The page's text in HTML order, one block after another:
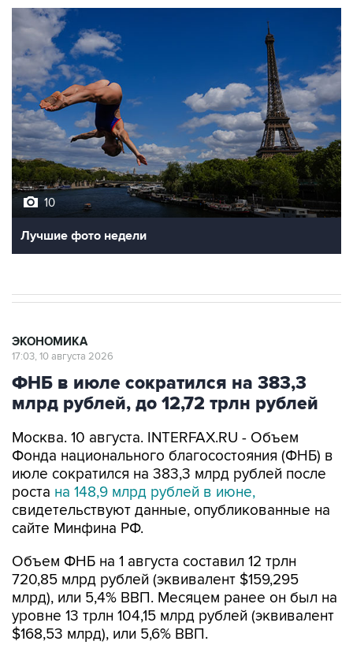
10
Лучшие фото недели
ЭКОНОМИКА
17:03, 10 августа 2026
ФНБ в июле сократился на 383,3
млрд рублей, до 12,72 трлн рублей
Москва. 10 августа. INTERFAX.RU - Объем
Фонда национального благосостояния (ФНБ) в
июле сократился на 383,3 млрд рублей после
роста на 148,9 млрд рублей в июне,
свидетельствуют данные, опубликованные на
сайте Минфина РФ.
Объем ФНБ на 1 августа составил 12 трлн
720,85 млрд рублей (эквивалент $159,295
млрд), или 5,4% ВВП. Месяцем ранее он был на
уровне 13 трлн 104,15 млрд рублей (эквивалент
$168,53 млрд), или 5,6% ВВП.